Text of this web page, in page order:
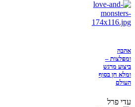
אהבה
ומפלצות –
ביצוע מרגש
ומלא חן בסוף
העולם
עדי פרל